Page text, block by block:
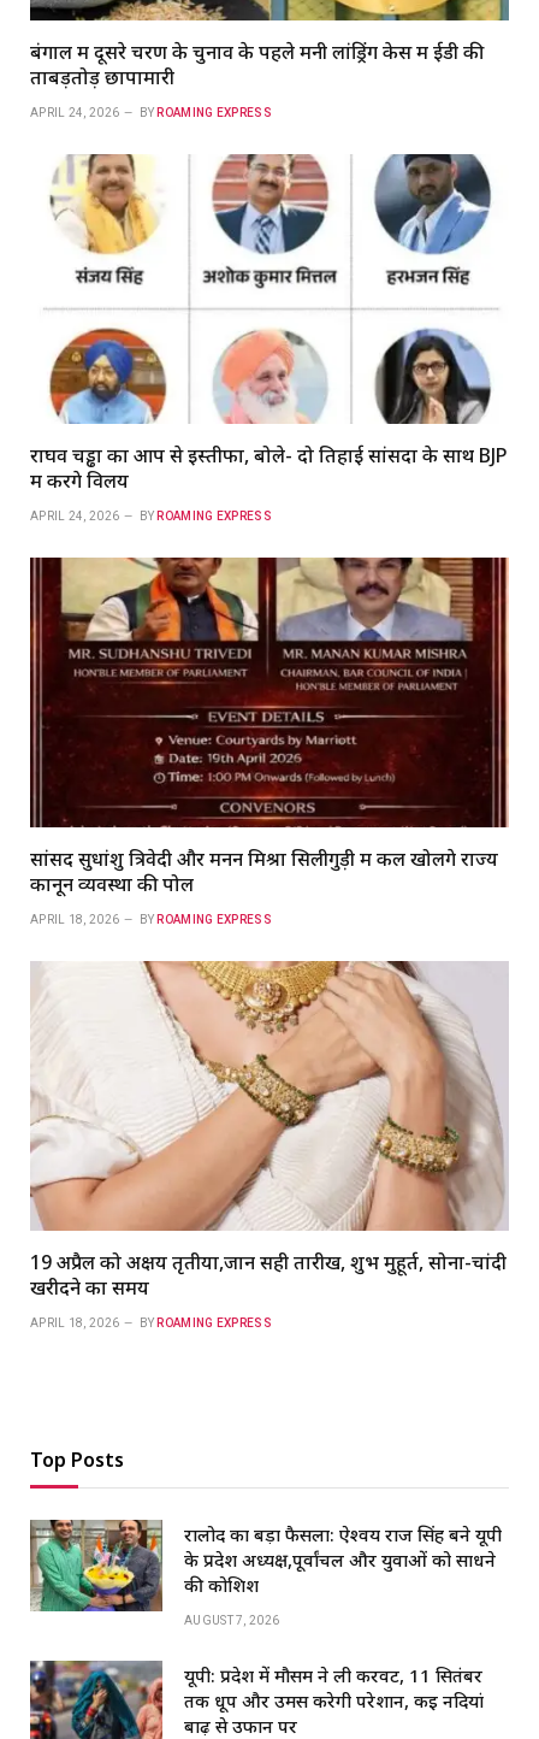
बंगाल में दूसरे चरण के चुनाव के पहले मनी लांड्रिंग केस में ईडी की
ताबड़तोड़ छापामारी
APRIL 24, 2026 BY ROAMING EXPRESS
राघव चड्ढा का आप से इस्तीफा, बोले- दो तिहाई सांसदों के साथ BJP
में करेंगे विलय
APRIL 24, 2026 BY ROAMING EXPRESS
सांसद सुधांशु त्रिवेदी और मनन मिश्रा सिलीगुड़ी में कल खोलेंगे राज्य
कानून व्यवस्था की पोल
APRIL 18, 2026 BY ROAMING EXPRESS
19 अप्रैल को अक्षय तृतीया,जानें सही तारीख, शुभ मुहूर्त, सोना-चांदी
खरीदने का समय
APRIL 18, 2026 BY ROAMING EXPRESS
Top Posts
रालोद का बड़ा फैसला: ऐश्वर्य राज सिंह बने यूपी
के प्रदेश अध्यक्ष,पूर्वांचल और युवाओं को साधने
की कोशिश
AUGUST 7, 2026
यूपी: प्रदेश में मौसम ने ली करवट, 11 सितंबर
तक धूप और उमस करेगी परेशान, कई नदियां
बाढ़ से उफान पर